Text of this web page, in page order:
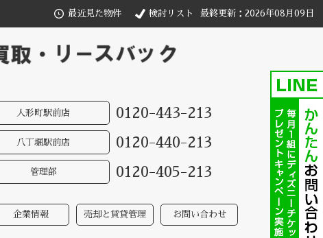
最近見た物件 検討リスト 最終更新：2026年08月09日
人形町駅前店 0120-443-213
八丁堀駅前店 0120-440-213
管理部 0120-405-213
企業情報 売却と賃貸管理 お問い合わせ